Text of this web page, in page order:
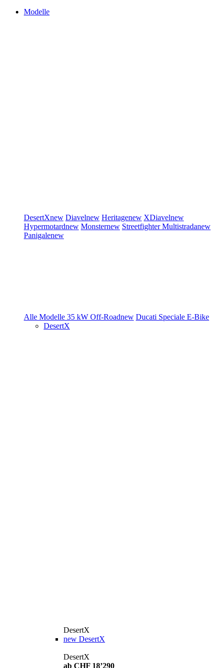
Modelle
DesertXnew Diavelnew Heritagenew XDiavelnew
Hypermotardnew Monsternew StreetfighterMultistradanew
Panigalenew
Alle Modelle 35 kW Off-Roadnew Ducati Speciale E-Bike
DesertX
DesertX
new DesertX
DesertX
ab CHF 18’290